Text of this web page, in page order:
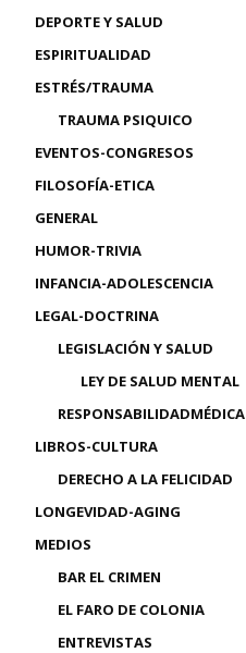
DEPORTE Y SALUD
ESPIRITUALIDAD
ESTRÉS/TRAUMA
TRAUMA PSIQUICO
EVENTOS-CONGRESOS
FILOSOFÍA-ETICA
GENERAL
HUMOR-TRIVIA
INFANCIA-ADOLESCENCIA
LEGAL-DOCTRINA
LEGISLACIÓN Y SALUD
LEY DE SALUD MENTAL
RESPONSABILIDADMÉDICA
LIBROS-CULTURA
DERECHO A LA FELICIDAD
LONGEVIDAD-AGING
MEDIOS
BAR EL CRIMEN
EL FARO DE COLONIA
ENTREVISTAS